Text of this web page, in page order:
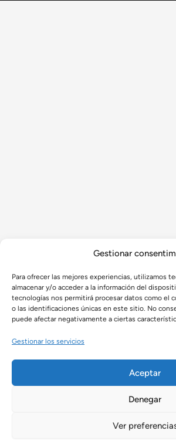
Gestionar
Para ofrecer las mejores experiencias, utilizamos
almacenar y/o acceder a la información del
tecnologías nos permitirá procesar datos como el
o las identificaciones únicas en este sitio. No
puede afectar negativamente a ciertas
Gestionar los servicios
Aceptar
Denegar
Ver